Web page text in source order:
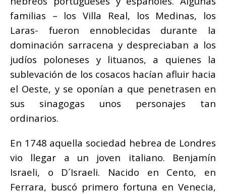
familias – los Villa Real, los Medinas, los
Laras- fueron ennoblecidas durante la
dominación sarracena y despreciaban a los
judíos poloneses y lituanos, a quienes la
sublevación de los cosacos hacían afluir hacia
el Oeste, y se oponían a que penetrasen en
sus sinagogas unos personajes tan
ordinarios.
En 1748 aquella sociedad hebrea de Londres
vio llegar a un joven italiano. Benjamín
Israeli, o D´Israeli. Nacido en Cento, en
Ferrara, buscó primero fortuna en Venecia,